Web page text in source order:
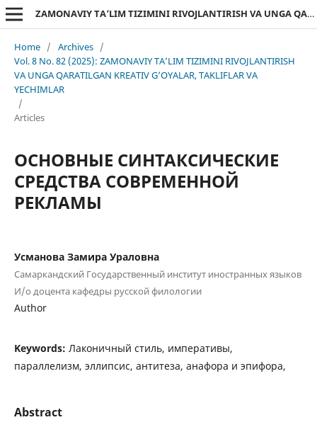
ZAMONAVIY TA’LIM TIZIMINI RIVOJLANTIRISH VA UNGA QARATILGAN KREATIV G’OYALAR, TAKLIFLAR VA YECHIMLAR
Home / Archives /
Vol. 8 No. 82 (2025): ZAMONAVIY TA’LIM TIZIMINI RIVOJLANTIRISH
VA UNGA QARATILGAN KREATIV G’OYALAR, TAKLIFLAR VA
YECHIMLAR
/
Articles
ОСНОВНЫЕ СИНТАКСИЧЕСКИЕ
СРЕДСТВА СОВРЕМЕННОЙ
РЕКЛАМЫ
Усманова Замира Ураловна
Самаркандский Государственный институт иностранных языков
И/о доцента кафедры русской филологии
Author
Keywords: Лаконичный стиль, императивы,
параллелизм, эллипсис, антитеза, анафора и эпифора,
Abstract